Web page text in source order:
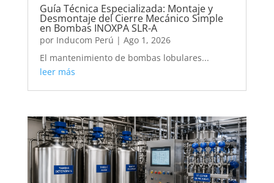
Guía Técnica Especializada: Montaje y
Desmontaje del Cierre Mecánico Simple
en Bombas INOXPA SLR-A
por Inducom Perú | Ago 1, 2026
El mantenimiento de bombas lobulares...
leer más